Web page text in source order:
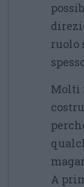
ruolo
Molti
A